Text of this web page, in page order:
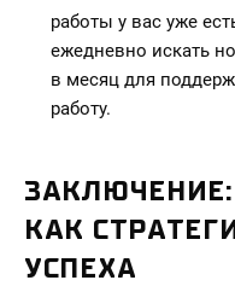
работы у вас уже
ежедневно искать
в месяц для
работу.
КАК
УСПЕХА